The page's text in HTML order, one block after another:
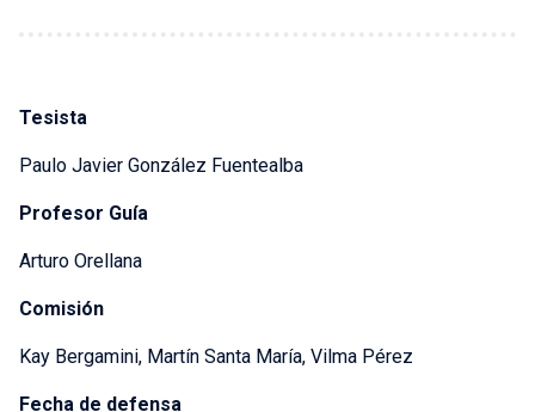
Tesista
Paulo Javier González Fuentealba
Profesor Guía
Arturo Orellana
Comisión
Kay Bergamini, Martín Santa María, Vilma Pérez
Fecha de defensa